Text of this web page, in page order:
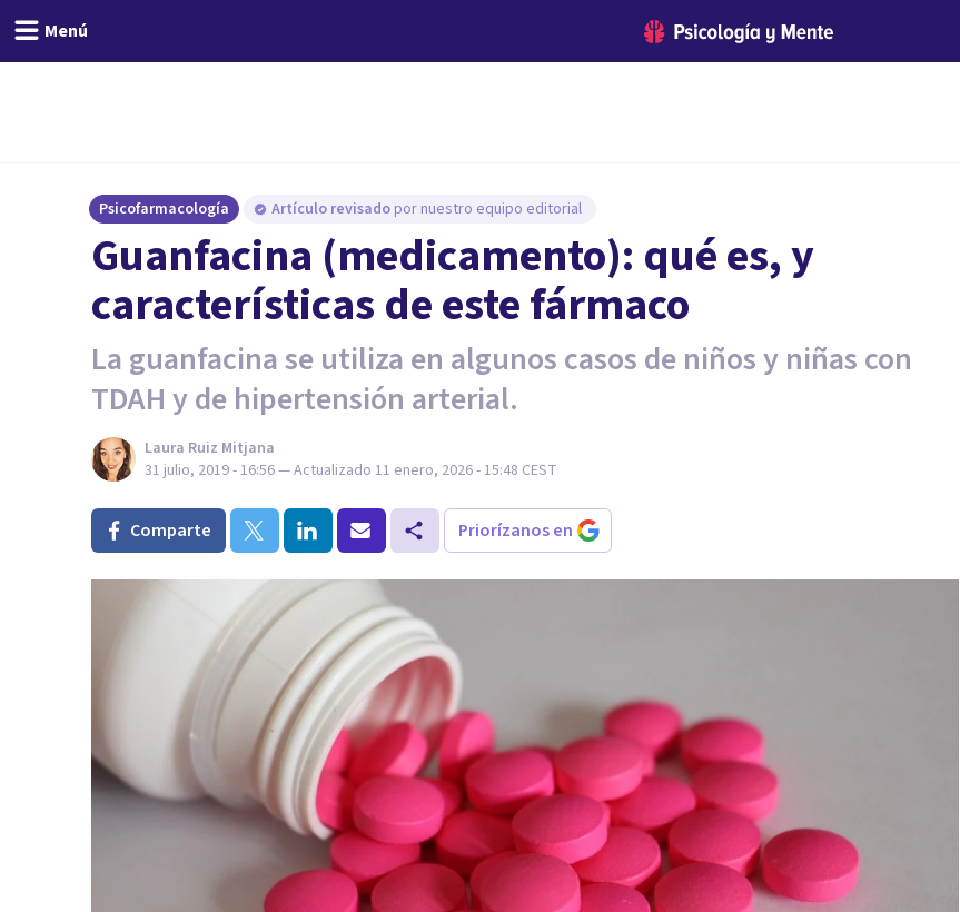
Menú
Psicofarmacología Artículo revisado por nuestro equipo editorial
Guanfacina (medicamento): qué es, y
características de este fármaco
La guanfacina se utiliza en algunos casos de niños y niñas con
TDAH y de hipertensión arterial.
Laura Ruiz Mitjana
31 julio, 2019 - 16:56— Actualizado 11 enero, 2026 - 15:48 CEST
Comparte Priorízanos en